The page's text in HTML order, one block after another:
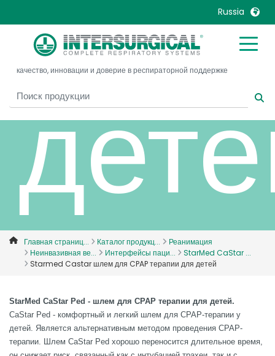
Russia
United Kingdom
United States
Belgique, Français
Canada, English
Canada, Français
China
Denmark
Deutschland
France
Italia
Malaysia
Mexico
Nederlands
Norway
Russia
Sweden
International English
качество, инновации и доверие в респираторной поддержке
Главная страниц... Каталог продукц...
Реанимация
Неинвазивная ве...
Интерфейсы паци...
StarMed CaStar ...
Starmed Castar шлем для CPAP терапии для детей
StarMed CaStar Ped - шлем для СРАР терапии для детей.
CaStar Ped - комфортный и легкий шлем для СРАР-терапии у
детей. Является альтернативным методом проведения СРАР-
терапии. Шлем CaStar Ped хорошо переносится длительное время,